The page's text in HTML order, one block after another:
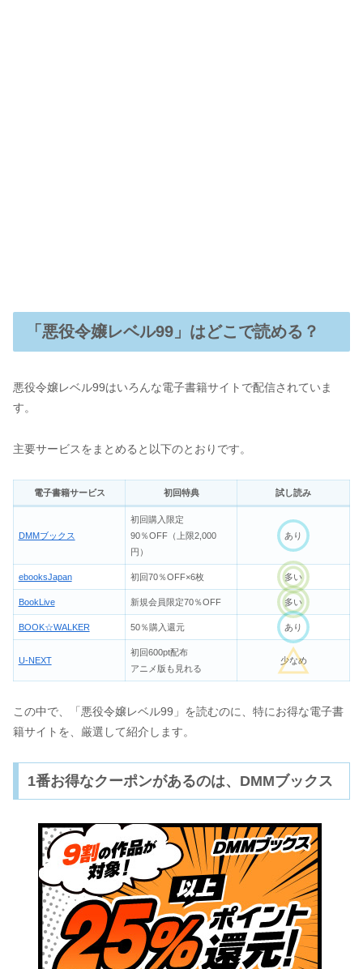
「悪役令嬢レベル99」はどこで読める？
悪役令嬢レベル99はいろんな電子書籍サイトで配信されていま
す。
主要サービスをまとめると以下のとおりです。
電子書籍サービス 初回特典 試し読み
DMMブックス
初回購入限定
90％OFF（上限2,000
円）
あり
ebooksJapan 初回70％OFF×6枚 多い
BookLive 新規会員限定70％OFF 多い
BOOK☆WALKER 50％購入還元 あり
U-NEXT
初回600pt配布
アニメ版も見れる
少なめ
この中で、「悪役令嬢レベル99」を読むのに、特にお得な電子書
籍サイトを、厳選して紹介します。
1番お得なクーポンがあるのは、DMMブックス